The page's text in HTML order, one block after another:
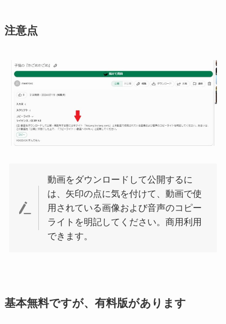
注意点
動画をダウンロードして公開するに
は、矢印の点に気を付けて、動画で使
用されている画像および音声のコピー
ライトを明記してください。商用利用
できます。
基本無料ですが、有料版があります